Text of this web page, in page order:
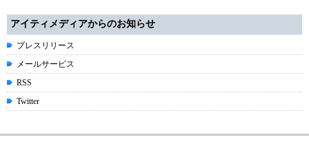
アイティメディアからのお知らせ
プレスリリース
メールサービス
RSS
Twitter